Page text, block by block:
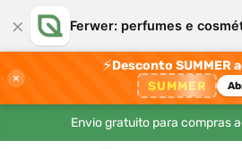
× Ferwer: perfumes e
×
⚡Desconto SUMMER
SUMMER
Envio gratuito para compras